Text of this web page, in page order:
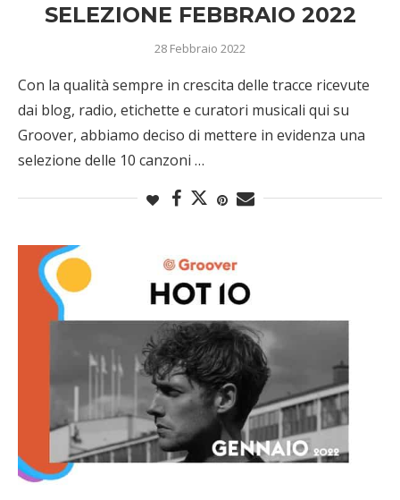
SELEZIONE FEBBRAIO 2022
28 Febbraio 2022
Con la qualità sempre in crescita delle tracce ricevute
dai blog, radio, etichette e curatori musicali qui su
Groover, abbiamo deciso di mettere in evidenza una
selezione delle 10 canzoni …